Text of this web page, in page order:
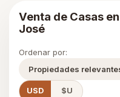
Venta de Casas
José
Ordenar por:
Propiedades
USD $U